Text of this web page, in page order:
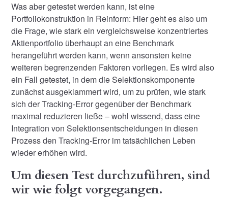
Was aber getestet werden kann, ist eine
Portfoliokonstruktion in Reinform: Hier geht es also um
die Frage, wie stark ein vergleichsweise konzentriertes
Aktienportfolio überhaupt an eine Benchmark
herangeführt werden kann, wenn ansonsten keine
weiteren begrenzenden Faktoren vorliegen. Es wird also
ein Fall getestet, in dem die Selektionskomponente
zunächst ausgeklammert wird, um zu prüfen, wie stark
sich der Tracking-Error gegenüber der Benchmark
maximal reduzieren ließe – wohl wissend, dass eine
Integration von Selektionsentscheidungen in diesen
Prozess den Tracking-Error im tatsächlichen Leben
wieder erhöhen wird.
Um diesen Test durchzuführen, sind
wir wie folgt vorgegangen.